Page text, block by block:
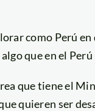
como Perú
que en el
que tiene el
quieren ser